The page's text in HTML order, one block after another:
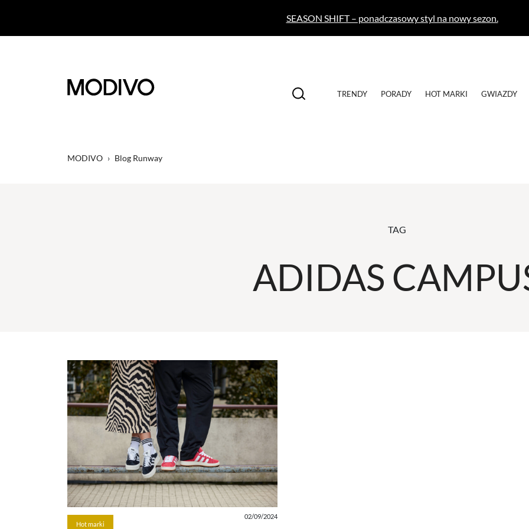
SEASON SHIFT – ponadczasowy styl na nowy sezon.
TRENDY PORADY HOT MARKI GWIAZDY
MODIVO › Blog Runway
TAG
ADIDAS
Hot marki
02/09/2024